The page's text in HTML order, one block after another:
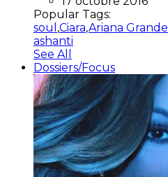
Popular Tags:
soul ,Ciara,Ariana Grande
ashanti
See All
Dossiers/Focus